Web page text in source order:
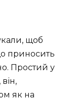
щоб
приносить
Простий у
як на